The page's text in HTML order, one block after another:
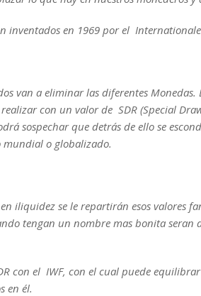
inventados en 1969 por el
van a eliminar las diferentes
con un valor de SDR (Special
sospechar que detrás de ello se
o globalizado.
iliquidez se le repartirán esos valores
tengan un nombre mas bonita seran
con el IWF, con el cual puede
en él.